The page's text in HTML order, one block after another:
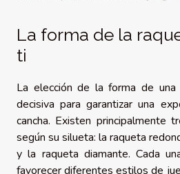
La forma de la
ti
La elección de la forma de
decisiva para garantizar una
cancha. Existen principalmente
según su silueta: la raqueta
y la raqueta diamante. Cada
favorecer diferentes estilos de